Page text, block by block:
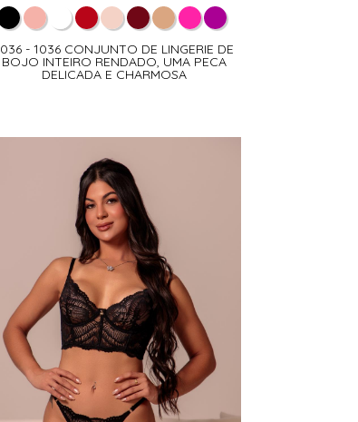
- 1036 CONJUNTO DE LINGERIE DE
BOJO INTEIRO RENDADO, UMA PECA
DELICADA E CHARMOSA